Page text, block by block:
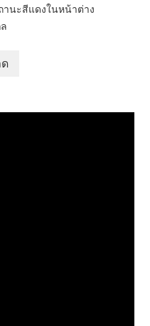
านะสีแดงในหน้าต่าง